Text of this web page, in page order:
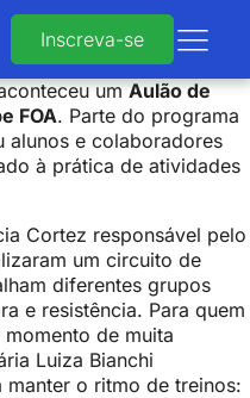
Inscreva-se
umAulão de
FOA. Parte do programa
alunos e colaboradores
à prática de atividades
Cortez responsável pelo
um circuito de
diferentes grupos
e resistência. Para quem
de muita
Luiza Bianchi
o ritmo de treinos: